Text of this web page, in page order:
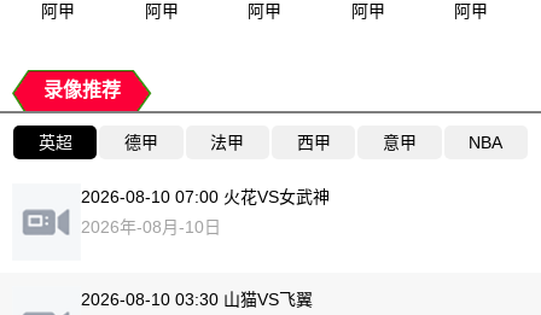
阿甲 阿甲 阿甲 阿甲 阿甲
录像推荐
英超 德甲 法甲 西甲 意甲 NBA
2026-08-10 07:00 火花VS女武神
2026年-08月-10日
2026-08-10 03:30 山猫VS飞翼